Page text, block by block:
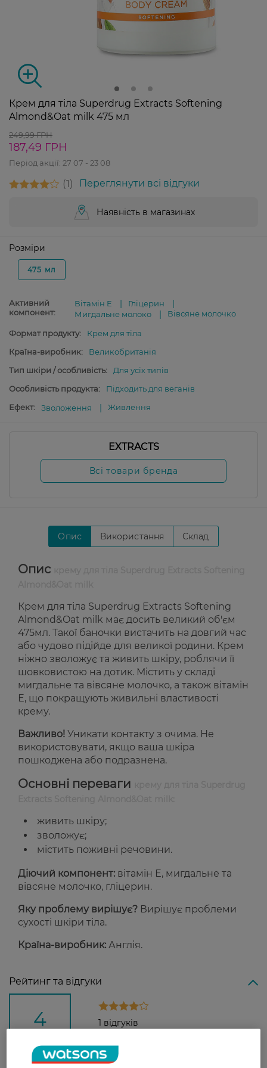
Крем для тіла Superdrug Extracts Softening
Almond&Oat milk 475 мл
249,99 ГРН
187,49 ГРН
Період акції: 27 07 - 23 08
1 Переглянути всі відгуки
Наявність в магазинах
Розміри
475 мл
Активний
компонент:
Вітамін E
Гліцерин
Мигдальне молоко
Вівсяне молочко
Формат продукту:
Крем для тіла
Країна-виробник:
Великобританія
Тип шкіри / особливість:
Для усіх типів
Особливість продукта:
Підходить для веганів
Ефект:
Зволоження Живлення
EXTRACTS
Всі товари бренда
Опис Використання Склад
Опис
Крем для тіла Superdrug Extracts Softening
Almond&Oat milk має досить великий об'єм
475мл. Такої баночки вистачить на довгий час
або чудово підійде для великої родини. Крем
ніжно зволожує та живить шкіру, роблячи її
шовковистою на дотик. Містить у складі
мигдальне та вівсяне молочко, а також вітамін
Е, що покращують живильні властивості
крему.
Важливо! Уникати контакту з очима. Не
використовувати, якщо ваша шкіра
пошкоджена або подразнена.
Основні переваги
живить шкіру;
зволожує;
містить поживні речовини.
Діючий компонент: вітамін Е, мигдальне та
вівсяне молочко, гліцерин.
Яку проблему вирішує? Вирішує проблеми
сухості шкіри тіла.
Країна-виробник: Англія.
Рейтинг та відгуки
4
З 1 відгуків
1 відгуків